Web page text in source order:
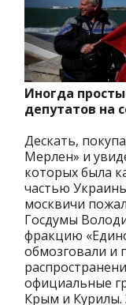
Иногда
депутатов на
Дескать,
Мерлен» и
которых была
частью
москвичи
Госдумы
фракцию
обмозговали и
официальные
Крым и Курилы.